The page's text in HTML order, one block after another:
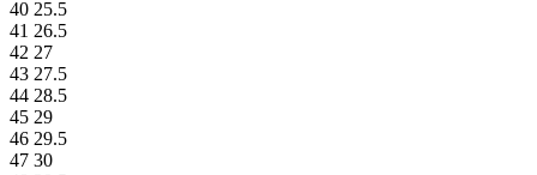
40 25.5
41 26.5
42 27
43 27.5
44 28.5
45 29
46 29.5
47 30